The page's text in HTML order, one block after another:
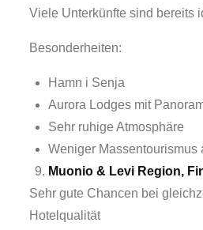
Viele Unterkünfte sind bereits
Besonderheiten:
Hamn i Senja
Aurora Lodges mit
Sehr ruhige Atmosphäre
Weniger Massentourismus
Muonio & Levi Region,
Sehr gute Chancen bei
Hotelqualität